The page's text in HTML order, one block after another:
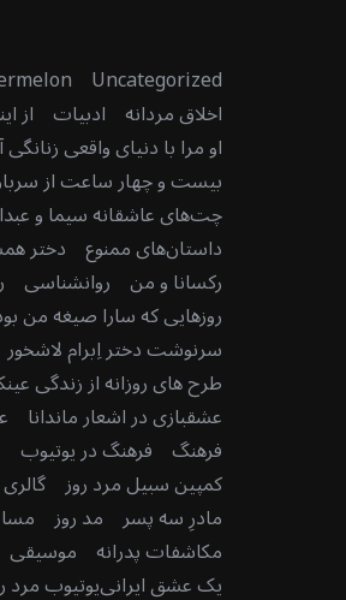
Uncategorized
اخلاق مردانه ادبیات از
او مرا با دنیای واقعی
بیست و چهار ساعت از
چت‌های عاشقانه سیما و
داستان‌های ممنوع دختر
رکسانا و من روانشناسی
روزهایی که سارا صیغه من
سرنوشت دختر اِبرام لاشخور
طرح های روزانه از زندگی
عشقبازی در اشعار ماندانا
فرهنگ فرهنگ در یوتیوب
کمپین سبیل مرد روز گالری
مادرِ سه پسر مد روز
مکاشفات پدرانه موسیقی
یک عشق ایرانییوتیوب مرد
S
e
a
r
c
h
f